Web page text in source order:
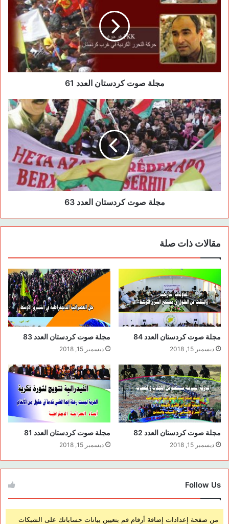
o
o
k
o
n
مجلة صوت كردستان العدد 61
مجلة صوت كردستان العدد 63
مقالات ذات صلة
مجلة صوت كردستان العدد 84
ديسمبر 15, 2018
مجلة صوت كردستان العدد 83
ديسمبر 15, 2018
مجلة صوت كردستان العدد 82
ديسمبر 15, 2018
مجلة صوت كردستان العدد 81
ديسمبر 15, 2018
Follow Us
من صفحة إعدادات إضافة أرقام قم بتعيين بيانات حساباتك على الشبكات